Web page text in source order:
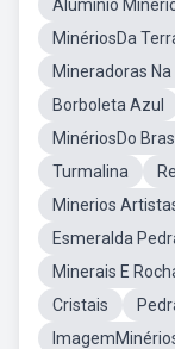
Aluminio
MinériosDa
Mineradoras Na
Borboleta Azul
MinériosDo
Turmalina
Minerios
Esmeralda
Minerais E
Cristais